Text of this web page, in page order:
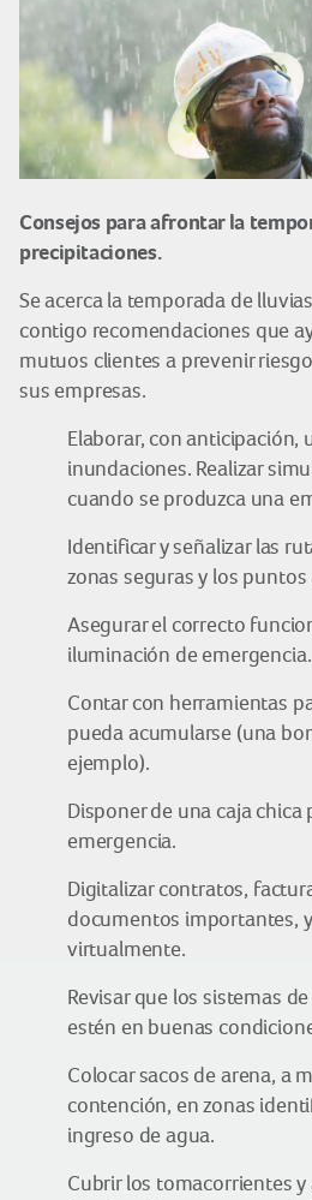
Consejos para afrontar la
precipitaciones.
Se acerca la temporada de
contigo recomendaciones que
mutuos clientes a prevenir
sus empresas.
Elaborar, con anticipación,
inundaciones. Realizar
cuando se produzca una
Identificar y señalizar las
zonas seguras y los
Asegurar el correcto
iluminación de emergencia.
Contar con herramientas
pueda acumularse (una
ejemplo).
Disponer de una caja chica
emergencia.
Digitalizar contratos,
documentos importantes,
virtualmente.
Revisar que los sistemas
estén en buenas
Colocar sacos de arena, a
contención, en zonas
ingreso de agua.
Cubrir los tomacorrientes